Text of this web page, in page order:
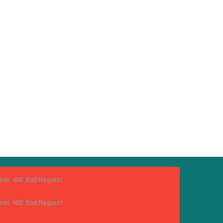
400: Bad Request
400: Bad Request